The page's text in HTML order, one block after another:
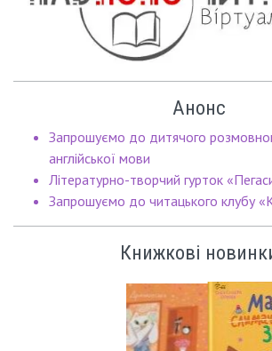
Анонс
Запрошуємо до дитячого
англійської мови
Літературно-творчий гурток
Запрошуємо до читацького клубу
Книжкові